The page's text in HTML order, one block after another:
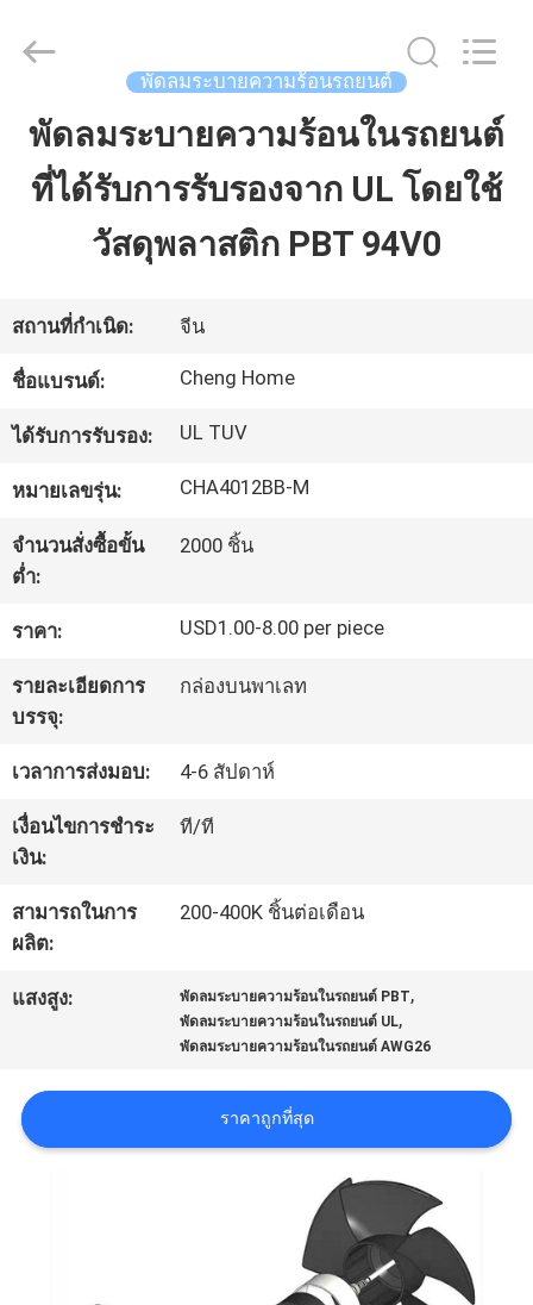
บ้าน
แสดง
VR
เกี่ยว
กับ
เรา
ทัวร์
โรงงาน
ควบคุม
คุณภาพ
ติดต่อ
เรา
ข่าว
Cheng
Home
Reserved.
พัดลมระบายความร้อนรถยนต์
พัดลมระบายความร้อนในรถยนต์
ที่ได้รับการรับรองจาก UL โดยใช้
วัสดุพลาสติก PBT 94V0
สถานที่กำเนิด: จีน
ชื่อแบรนด์: Cheng Home
ได้รับการรับรอง: UL TUV
หมายเลขรุ่น: CHA4012BB-M
จำนวนสั่งซื้อขั้น
ต่ำ:
2000 ชิ้น
ราคา: USD1.00-8.00 per piece
รายละเอียดการ
บรรจุ:
กล่องบนพาเลท
เวลาการส่งมอบ: 4-6 สัปดาห์
เงื่อนไขการชำระ
เงิน:
ที/ที
สามารถในการ
ผลิต:
200-400K ชิ้นต่อเดือน
แสงสูง: พัดลมระบายความร้อนในรถยนต์ PBT,
พัดลมระบายความร้อนในรถยนต์ UL,
พัดลมระบายความร้อนในรถยนต์ AWG26
ราคาถูกที่สุด